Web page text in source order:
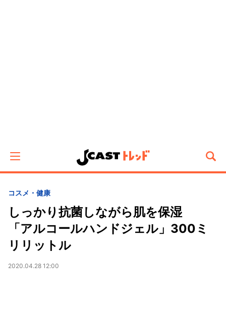
コスメ・健康
しっかり抗菌しながら肌を保湿
「アルコールハンドジェル」300ミ
リリットル
2020.04.28 12:00